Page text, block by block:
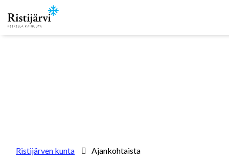
Ristijärven kunta Ajankohtaista